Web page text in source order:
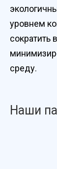
уровнем
сократить
среду.
Наши